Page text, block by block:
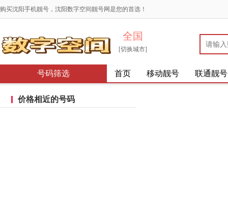
购买沈阳手机靓号，沈阳数字空间靓号网是您的首选！
全国
[切换城市]
号码筛选 首页 移动靓号 联通靓号
价格相近的号码